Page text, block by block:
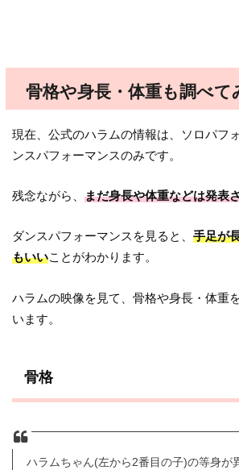
骨格や身長・体重も調べて
現在、公式のハラムの情報は、ソロパフ
ンスパフォーマンスのみです。
残念ながら、まだ身長や体重などは発表
ダンスパフォーマンスを見ると、手足が
もいいことがわかります。
ハラムの映像を見て、骨格や身長・体重
います。
骨格
ハラムちゃん(左から2番目の子)の等身が